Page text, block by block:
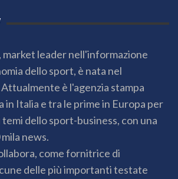
leader nell'informazione
dello sport, è nata nel
è l'agenzia stampa
in Italia e tra le prime in Europa per
dello sport-business, con una
news.
come fornitrice di
delle più importanti testate